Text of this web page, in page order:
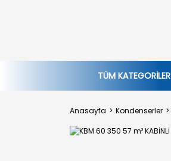
TÜM KATEGORİLER
Anasayfa Kondenserler